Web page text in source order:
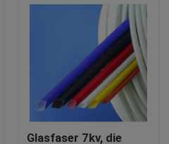
Rohr
Glasfaser 7kv, die